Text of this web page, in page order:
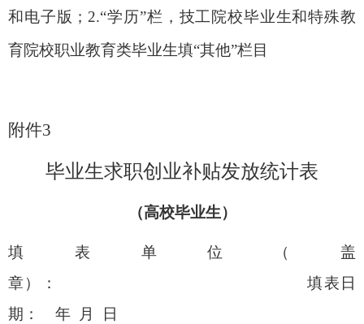
和电子版；2.“学历”栏，技工院校毕业生和特殊教
育院校职业教育类毕业生填“其他”栏目
附件3
毕业生求职创业补贴发放统计表
（高校毕业生）
填表单位（盖
章）： 填表日
期： 年 月 日